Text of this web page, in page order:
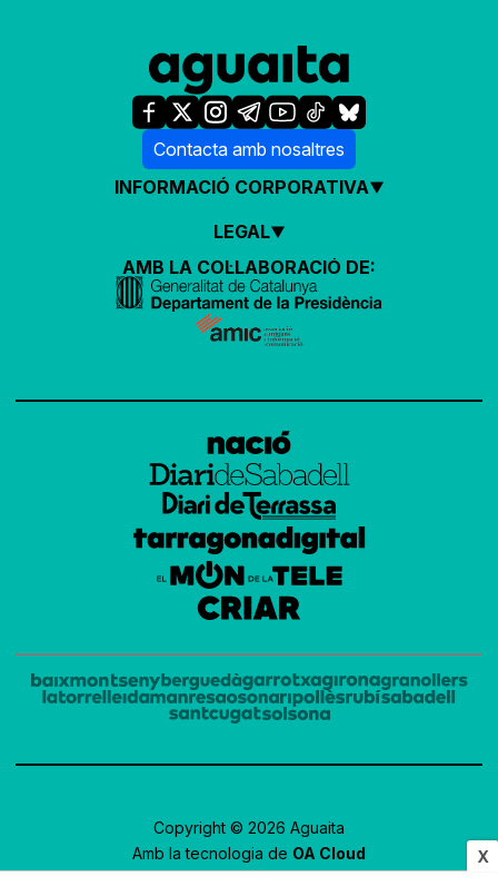
X
Contacta amb nosaltres
INFORMACIÓ CORPORATIVA
LEGAL
AMB LA COL·LABORACIÓ DE:
Copyright © 2026 Aguaita
Amb la tecnologia de OA Cloud